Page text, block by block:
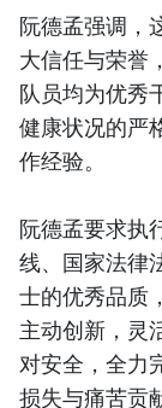
阮德孟强调，
大信任与荣誉
队员均为优秀
健康状况的严
作经验。
阮德孟要求执
线、国家法律
士的优秀品质
主动创新，灵
对安全，全力
损失与痛苦贡